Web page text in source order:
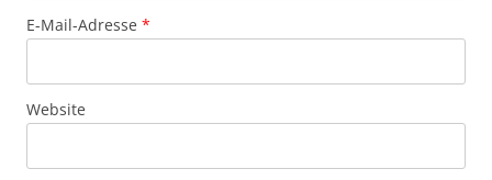
E-Mail-Adresse *
Website